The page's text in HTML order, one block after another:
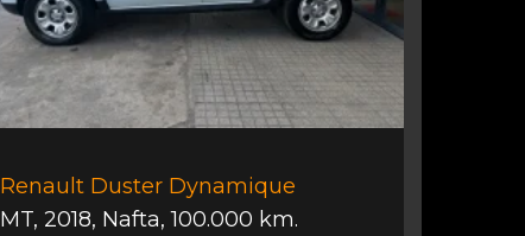
Renault Duster Dynamique
MT, 2018, Nafta,100.000 km.